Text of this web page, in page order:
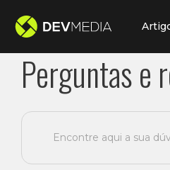
Perguntas e
Encontre aqui a sua